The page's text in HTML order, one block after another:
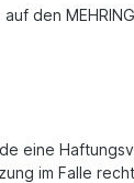
den
eine
im Falle